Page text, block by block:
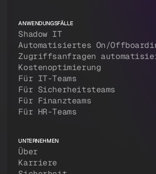
ANWENDUNGSFÄLLE
Shadow IT
Automatisiertes On/
Zugriffsanfragen
Kostenoptimierung
Für IT-Teams
Für Sicherheitsteams
Für Finanzteams
Für HR-Teams
UNTERNEHMEN
Über
Karriere